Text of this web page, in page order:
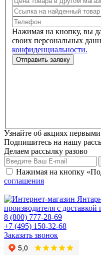
Нажимая на кнопку, вы
своих персональных
конфиденциальности.
Узнайте об акциях
Подпишитесь на нашу
Делаем рассылку разово
Нажимая на кнопку
соглашения
8 (800) 777-28-69
+7 (495) 150-32-68
Заказать звонок